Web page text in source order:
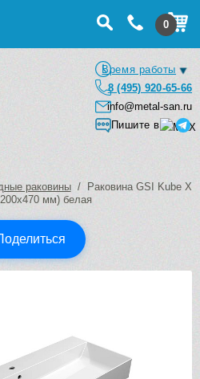
0
Время работы
8 (495) 920-65-66
info@metal-san.ru
Пишите в
раковины/ Раковина GSI Kube X
мм) белая